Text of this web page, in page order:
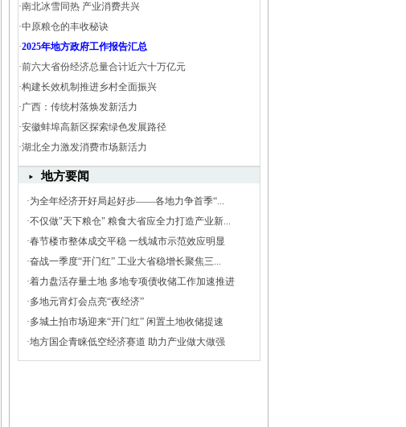
·南北冰雪同热 产业消费共兴
·中原粮仓的丰收秘诀
·2025年地方政府工作报告汇总
·前六大省份经济总量合计近六十万亿元
·构建长效机制推进乡村全面振兴
·广西：传统村落焕发新活力
·安徽蚌埠高新区探索绿色发展路径
·湖北全力激发消费市场新活力
地方要闻
·为全年经济开好局起好步——各地力争首季“...
·不仅做"天下粮仓" 粮食大省应全力打造产业新...
·春节楼市整体成交平稳 一线城市示范效应明显
·奋战一季度“开门红” 工业大省稳增长聚焦三...
·着力盘活存量土地 多地专项债收储工作加速推进
·多地元宵灯会点亮“夜经济”
·多城土拍市场迎来“开门红” 闲置土地收储提速
·地方国企青睐低空经济赛道 助力产业做大做强